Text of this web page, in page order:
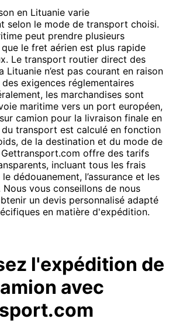
en Lituanie varie
selon le mode de transport choisi.
peut prendre plusieurs
le fret aérien est plus rapide
Le transport routier direct des
Lituanie n’est pas courant en raison
exigences réglementaires
les marchandises sont
maritime vers un port européen,
camion pour la livraison finale en
transport est calculé en fonction
de la destination et du mode de
offre des tarifs
incluant tous les frais
dédouanement, l’assurance et les
vous conseillons de nous
un devis personnalisé adapté
en matière d'expédition.
l'expédition de
avec